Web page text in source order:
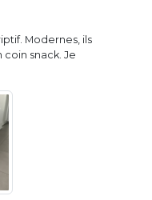
Modernes, ils
snack. Je